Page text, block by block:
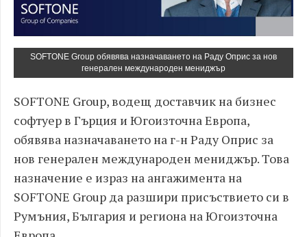
SOFTONE Group обявява назначаването на Раду Оприс за нов
генерален международен мениджър
SOFTONE Group, водещ доставчик на бизнес
софтуер в Гърция и Югоизточна Европа,
обявява назначаването на г-н Раду Оприс за
нов генерален международен мениджър. Това
назначение е израз на ангажимента на
SOFTONE Group да разшири присъствието си в
Румъния, България и региона на Югоизточна